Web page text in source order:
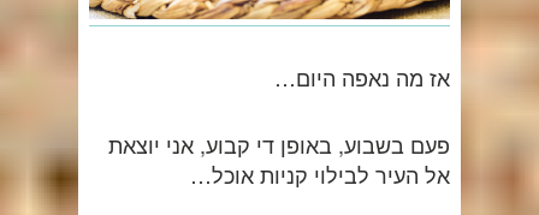
אז מה נאפה היום…
פעם בשבוע, באופן די קבוע, אני יוצאת
אל העיר לבילוי קניות אוכל…